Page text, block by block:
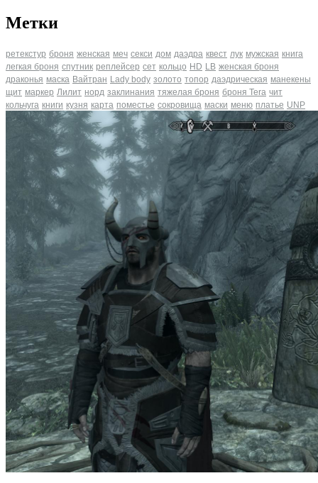
Метки
ретекстур броня женская меч секси дом даэдра квест лук мужская книга
легкая броня спутник реплейсер сет кольцо HD LB женская броня
драконья маска Вайтран Lady body золото топор даэдрическая манекены
щит маркер Лилит норд заклинания тяжелая броня броня Tera чит
кольчуга книги кузня карта поместье сокровища маски меню платье UNP